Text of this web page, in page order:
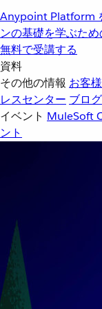
Anypoint Platform
ンの基礎を学ぶため
無料で受講する
資料
その他の情報 お客
レスセンター ブログ
イベント MuleSoft
ント